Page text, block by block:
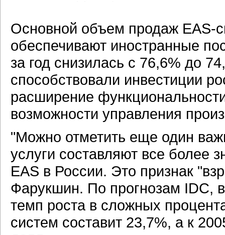
Основной объем продаж EAS-
обеспечивают иностранные
за год снизилась с 76,6% до
способствовали инвестиции
расширение
возможности управления
"Можно отметить еще один
услуги составляют все более
EAS в России. Это признак
Фарукшин. По прогнозам IDC,
темп роста в сложных
систем составит 23,7%, а к